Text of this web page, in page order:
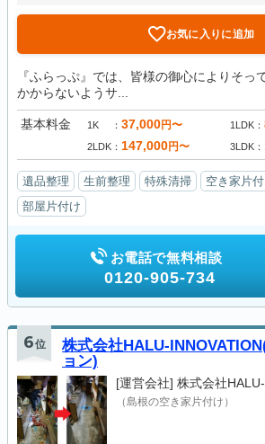
お気に入りに追加
『ふらっぷ』では、皆様の御心によりそっ
かからないようサ...
基本料金 1K 37,000円〜 1LDK
2LDK 147,000円〜 3LDK
遺品整理 生前整理 特殊清掃 空き家片
部屋片付け
お電話で無料相談
0120-905-734
6位
株式会社HALU-
ョン)
[運営会社] 株式会社
（島根の空き家片付け）